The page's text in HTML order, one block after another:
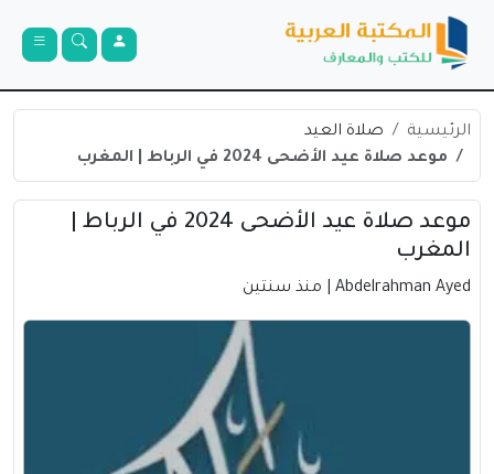
الرئيسية
صلاة العيد
موعد صلاة عيد الأضحى 2024 في الرباط | المغرب
موعد صلاة عيد الأضحى 2024 في الرباط |
المغرب
Abdelrahman Ayed | منذ سنتين